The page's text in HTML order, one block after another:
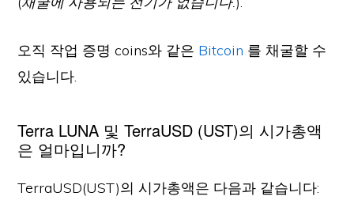
오직 작업 증명 coins와 같은 Bitcoin 를 채굴할 수
있습니다.
Terra LUNA 및 TerraUSD (UST)의 시가총액
은 얼마입니까?
TerraUSD(UST)의 시가총액은 다음과 같습니다: